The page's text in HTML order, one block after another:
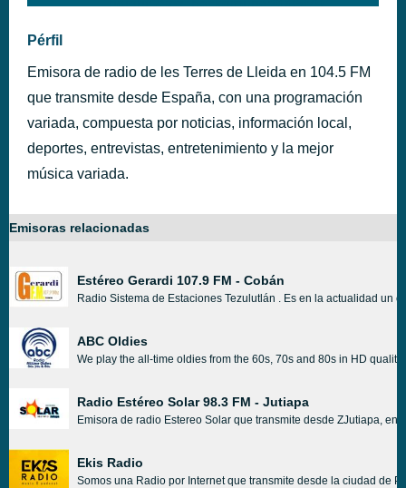
height:28px; background:#005f79;'
Pérfil
Emisora de radio de les Terres de Lleida en 104.5 FM
que transmite desde España, con una programación
variada, compuesta por noticias, información local,
deportes, entrevistas, entretenimiento y la mejor
música variada.
Emisoras relacionadas
Estéreo Gerardi 107.9 FM - Cobán
Radio Sistema de Estaciones Tezulutlán . Es en la actualidad
ABC Oldies
We play the all-time oldies from the 60s, 70s and 80s in HD
Radio Estéreo Solar 98.3 FM - Jutiapa
Emisora de radio Estereo Solar que transmite desde ZJutiapa,
Ekis Radio
Somos una Radio por Internet que transmite desde la ciudad de